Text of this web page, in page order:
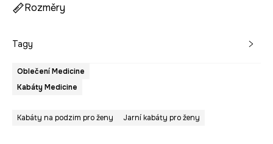
Rozměry
Tagy
Oblečení Medicine
Kabáty Medicine
Kabáty na podzim pro ženy Jarní kabáty pro ženy